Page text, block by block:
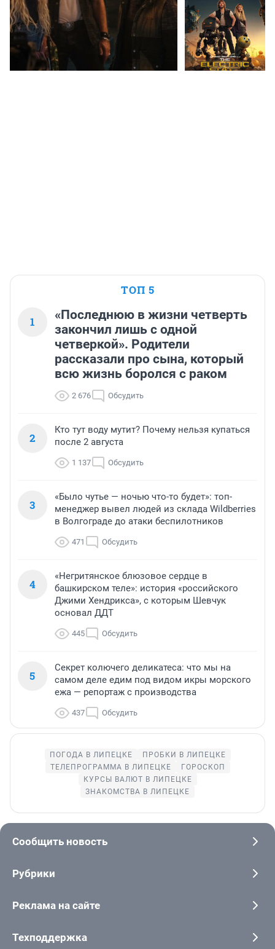
ТОП 5
1
«Последнюю в жизни четверть
закончил лишь с одной
четверкой». Родители
рассказали про сына, который
всю жизнь боролся с раком
2 676 Обсудить
2
Кто тут воду мутит? Почему нельзя купаться
после 2 августа
1 137 Обсудить
3
«Было чутье — ночью что-то будет»: топ-
менеджер вывел людей из склада Wildberries
в Волгограде до атаки беспилотников
471 Обсудить
4
«Негритянское блюзовое сердце в
башкирском теле»: история «российского
Джими Хендрикса», с которым Шевчук
основал ДДТ
445 Обсудить
5
Секрет колючего деликатеса: что мы на
самом деле едим под видом икры морского
ежа — репортаж с производства
437 Обсудить
ПОГОДА В ЛИПЕЦКЕ
ПРОБКИ В ЛИПЕЦКЕ
ТЕЛЕПРОГРАММА В ЛИПЕЦКЕ
ГОРОСКОП
КУРСЫ ВАЛЮТ В ЛИПЕЦКЕ
ЗНАКОМСТВА В ЛИПЕЦКЕ
Сообщить новость
Рубрики
Реклама на сайте
Техподдержка